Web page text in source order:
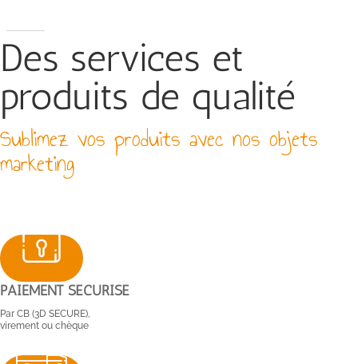
Des services et
produits de qualité
Sublimez vos produits avec nos objets
marketing
PAIEMENT SÉCURISÉ
Par CB (3D SECURE),
virement ou chèque